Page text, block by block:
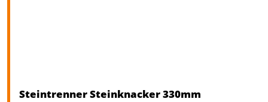
Steintrenner Steinknacker 330mm